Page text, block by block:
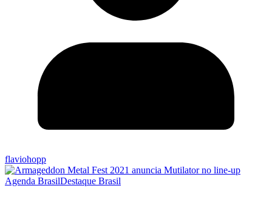
flaviohopp
Agenda BrasilDestaque Brasil